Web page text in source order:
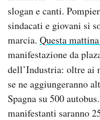
slogan e canti.
sindacati e giovani si
marcia. Questa
manifestazione da
dell’Industria: oltre ai
se ne aggiungeranno
Spagna su 500
manifestanti saranno